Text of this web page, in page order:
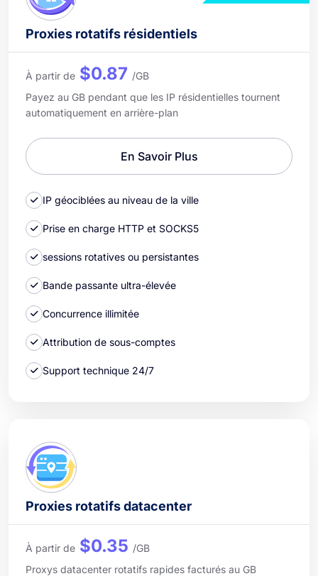
Proxies rotatifs résidentiels
À partir de $0.87 /GB
Payez au GB pendant que les IP résidentielles tournent
automatiquement en arrière-plan
En Savoir Plus
IP géociblées au niveau de la ville
Prise en charge HTTP et SOCKS5
sessions rotatives ou persistantes
Bande passante ultra-élevée
Concurrence illimitée
Attribution de sous-comptes
Support technique 24/7
Proxies rotatifs datacenter
À partir de $0.35 /GB
Proxys datacenter rotatifs rapides facturés au GB